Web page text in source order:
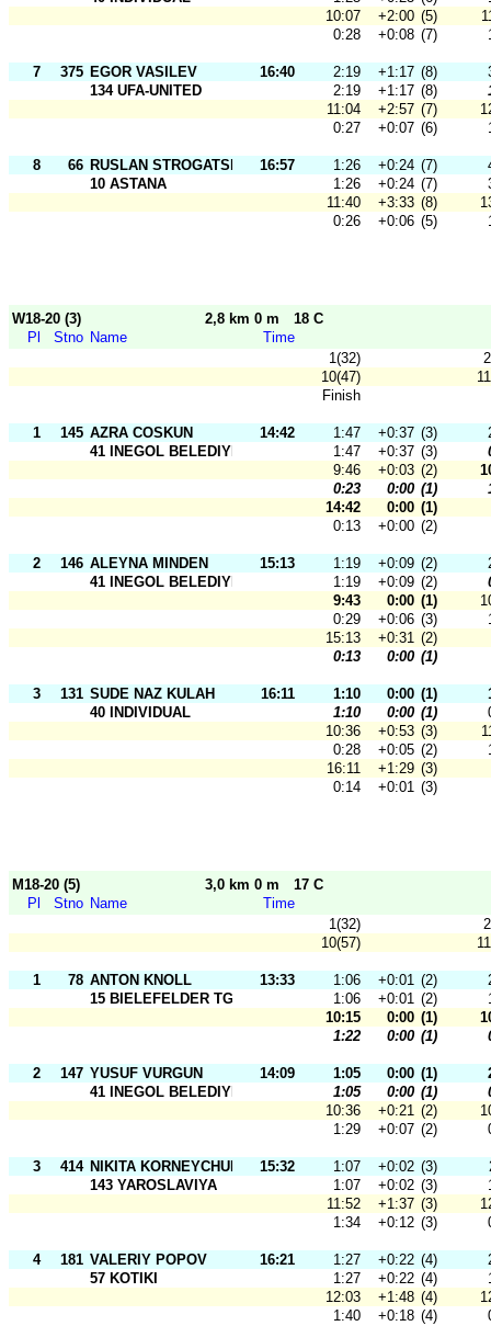
10:07
+2:00 (5)
0:28
+0:08 (7)
7 375 EGOR VASILEV 16:40 2:19 +1:17 (8)
134 UFA-UNITED
2:19 +1:17 (8)
11:04
+2:57 (7)
0:27
+0:07 (6)
8 66 RUSLAN STROGATSKIY 16:57 1:26 +0:24 (7)
10 ASTANA
1:26 +0:24 (7)
11:40
+3:33 (8)
0:26
+0:06 (5)
W18-20 (3) 2,8 km 0 m
18 C
Pl
Stno Name
Time
1(32)
10(47)
Finish
1 145 AZRA COSKUN 14:42 1:47 +0:37 (3)
41 INEGOL BELEDIYESPOR
1:47 +0:37 (3)
9:46
+0:03 (2)
0:23
0:00 (1)
14:42
0:00 (1)
0:13
+0:00 (2)
2 146 ALEYNA MINDEN 15:13 1:19 +0:09 (2)
41 INEGOL BELEDIYESPOR
1:19 +0:09 (2)
9:43
0:00 (1)
0:29
+0:06 (3)
15:13
+0:31 (2)
0:13
0:00 (1)
3 131 SUDE NAZ KULAH 16:11 1:10 0:00 (1)
40 INDIVIDUAL
1:10 0:00 (1)
10:36
+0:53 (3)
0:28
+0:05 (2)
16:11
+1:29 (3)
0:14
+0:01 (3)
M18-20 (5) 3,0 km 0 m
17 C
Pl
Stno Name
Time
1(32)
10(57)
1 78 ANTON KNOLL 13:33 1:06 +0:01 (2)
15 BIELEFELDER TG
1:06 +0:01 (2)
10:15
0:00 (1)
1:22
0:00 (1)
2 147 YUSUF VURGUN 14:09 1:05 0:00 (1)
41 INEGOL BELEDIYESPOR
1:05 0:00 (1)
10:36
+0:21 (2)
1:29
+0:07 (2)
3 414 NIKITA KORNEYCHUK 15:32 1:07 +0:02 (3)
143 YAROSLAVIYA
1:07 +0:02 (3)
11:52
+1:37 (3)
1:34
+0:12 (3)
4 181 VALERIY POPOV 16:21 1:27 +0:22 (4)
57 KOTIKI
1:27 +0:22 (4)
12:03
+1:48 (4)
1:40
+0:18 (4)